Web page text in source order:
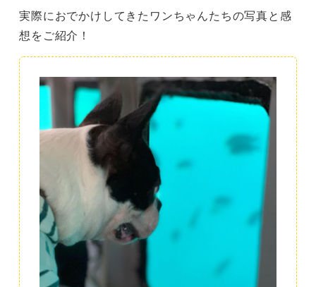
実際におでかけしてきたワンちゃんたちの写真と感
想をご紹介！